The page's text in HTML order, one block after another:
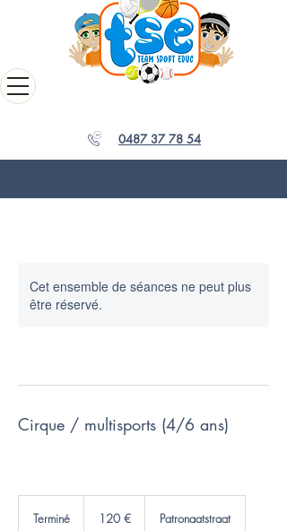
0487 37 78 54
Cet ensemble de séances ne peut plus
être réservé.
Cirque / multisports (4/6 ans)
Terminé 120 € Patronaatstraat